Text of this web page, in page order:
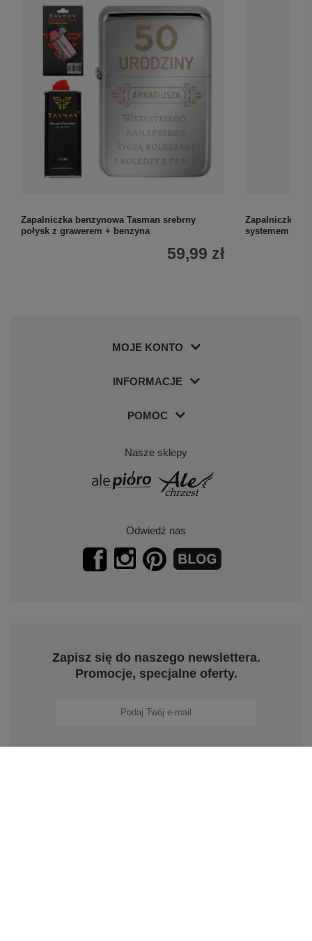
Zapalniczka benzynowa Tasman srebrny
połysk z grawerem + benzyna
59,99 zł
Zapalniczka
systemem
MOJE KONTO
INFORMACJE
POMOC
Nasze sklepy
Odwiedź nas
Zapisz się do naszego newslettera.
Promocje, specjalne oferty.